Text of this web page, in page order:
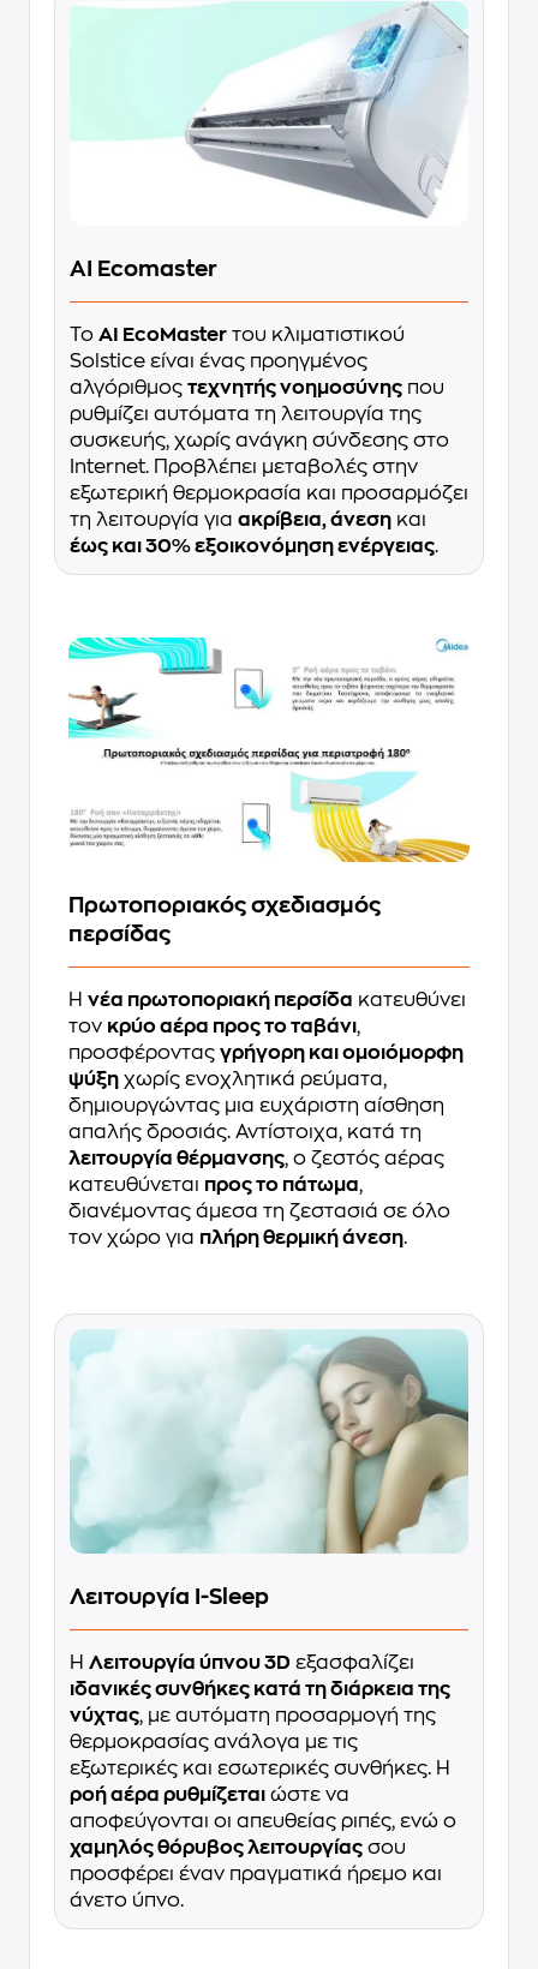
AI Ecomaster
Το AI EcoMaster του κλιματιστικού
Solstice είναι ένας προηγμένος
αλγόριθμος τεχνητής νοημοσύνης που
ρυθμίζει αυτόματα τη λειτουργία της
συσκευής, χωρίς ανάγκη σύνδεσης στο
Internet. Προβλέπει μεταβολές στην
εξωτερική θερμοκρασία και προσαρμόζει
τη λειτουργία για ακρίβεια, άνεση και
έως και 30% εξοικονόμηση ενέργειας.
Πρωτοποριακός σχεδιασμός
περσίδας
Η νέα πρωτοποριακή περσίδα κατευθύνει
τον κρύο αέρα προς το ταβάνι,
προσφέροντας γρήγορη και ομοιόμορφη
ψύξη χωρίς ενοχλητικά ρεύματα,
δημιουργώντας μια ευχάριστη αίσθηση
απαλής δροσιάς. Αντίστοιχα, κατά τη
λειτουργία θέρμανσης, ο ζεστός αέρας
κατευθύνεται προς το πάτωμα,
διανέμοντας άμεσα τη ζεστασιά σε όλο
τον χώρο για πλήρη θερμική άνεση.
Λειτουργία I-Sleep
Η Λειτουργία ύπνου 3D εξασφαλίζει
ιδανικές συνθήκες κατά τη διάρκεια της
νύχτας, με αυτόματη προσαρμογή της
θερμοκρασίας ανάλογα με τις
εξωτερικές και εσωτερικές συνθήκες. Η
ροή αέρα ρυθμίζεται ώστε να
αποφεύγονται οι απευθείας ριπές, ενώ ο
χαμηλός θόρυβος λειτουργίας σου
προσφέρει έναν πραγματικά ήρεμο και
άνετο ύπνο.